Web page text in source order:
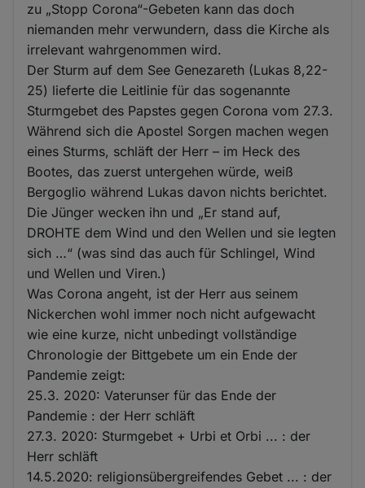
zu „Stopp Corona“-Gebeten kann das doch
niemanden mehr verwundern, dass die Kirche als
irrelevant wahrgenommen wird.
Der Sturm auf dem See Genezareth (Lukas 8,22-
25) lieferte die Leitlinie für das sogenannte
Sturmgebet des Papstes gegen Corona vom 27.3.
Während sich die Apostel Sorgen machen wegen
eines Sturms, schläft der Herr – im Heck des
Bootes, das zuerst untergehen würde, weiß
Bergoglio während Lukas davon nichts berichtet.
Die Jünger wecken ihn und „Er stand auf,
DROHTE dem Wind und den Wellen und sie legten
sich …“ (was sind das auch für Schlingel, Wind
und Wellen und Viren.)
Was Corona angeht, ist der Herr aus seinem
Nickerchen wohl immer noch nicht aufgewacht
wie eine kurze, nicht unbedingt vollständige
Chronologie der Bittgebete um ein Ende der
Pandemie zeigt:
25.3. 2020: Vaterunser für das Ende der
Pandemie : der Herr schläft
27.3. 2020: Sturmgebet + Urbi et Orbi ... : der
Herr schläft
14.5.2020: religionsübergreifendes Gebet ... : der